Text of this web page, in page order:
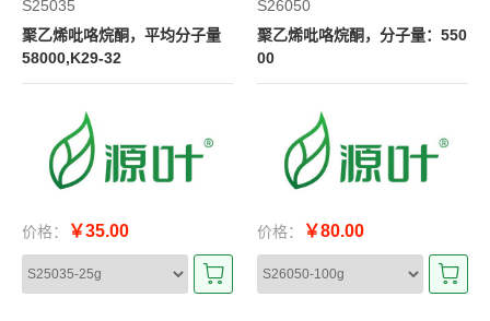
S25035
聚乙烯吡咯烷酮，平均分子量
58000,K29-32
价格： ￥35.00
S26050
聚乙烯吡咯烷酮，分子量：550
00
价格： ￥80.00